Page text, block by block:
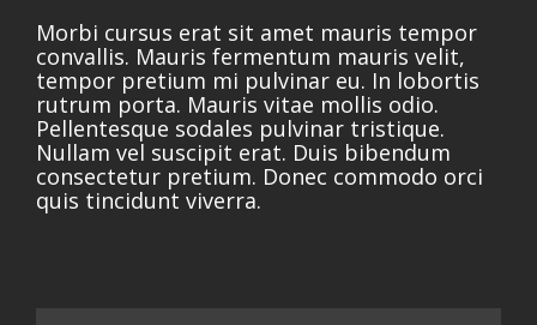
Morbi cursus erat sit amet mauris tempor
convallis. Mauris fermentum mauris velit,
tempor pretium mi pulvinar eu. In lobortis
rutrum porta. Mauris vitae mollis odio.
Pellentesque sodales pulvinar tristique.
Nullam vel suscipit erat. Duis bibendum
consectetur pretium. Donec commodo orci
quis tincidunt viverra.